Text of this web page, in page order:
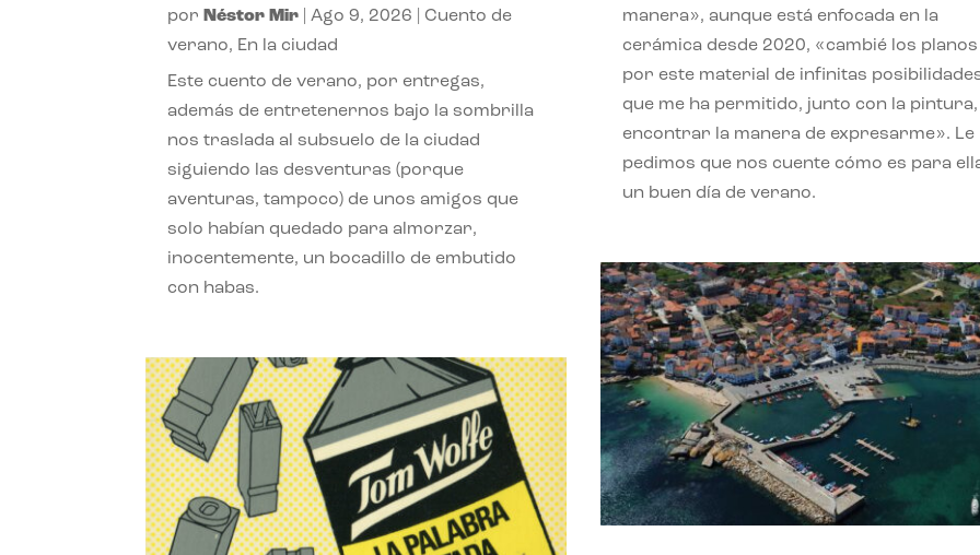
por Néstor Mir |Ago 9, 2026 |Cuento de
verano, En la ciudad
Este cuento de verano, por entregas,
además de entretenernos bajo la sombrilla
nos traslada al subsuelo de la ciudad
siguiendo las desventuras (porque
aventuras, tampoco) de unos amigos que
solo habían quedado para almorzar,
inocentemente, un bocadillo de embutido
con habas.
manera», aunque está enfocada en la
cerámica desde 2020, «cambié los planos
por este material de infinitas
que me ha permitido, junto con la pintura,
encontrar la manera de expresarme». Le
pedimos que nos cuente cómo es para
un buen día de verano.